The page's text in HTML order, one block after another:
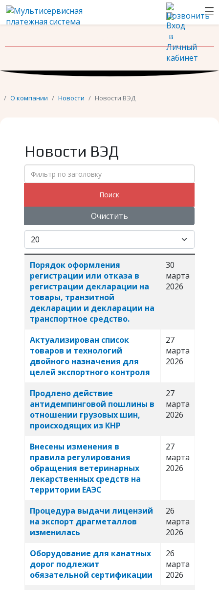
О компании Новости Новости ВЭД
Новости ВЭД
Фильтр по заголовку
Поиск
Очистить
Кол-во строк:
Заголовок Дата публикации
Порядок оформления
регистрации или отказа в
регистрации декларации на
товары, транзитной
декларации и декларации на
транспортное средство.
30
марта
2026
Актуализирован список
товаров и технологий
двойного назначения для
целей экспортного контроля
27
марта
2026
Продлено действие
антидемпинговой пошлины в
отношении грузовых шин,
происходящих из КНР
27
марта
2026
Внесены изменения в
правила регулирования
обращения ветеринарных
лекарственных средств на
территории ЕАЭС
27
марта
2026
Процедура выдачи лицензий
на экспорт драгметаллов
изменилась
26
марта
2026
Оборудование для канатных
дорог подлежит
обязательной сертификации
26
марта
2026